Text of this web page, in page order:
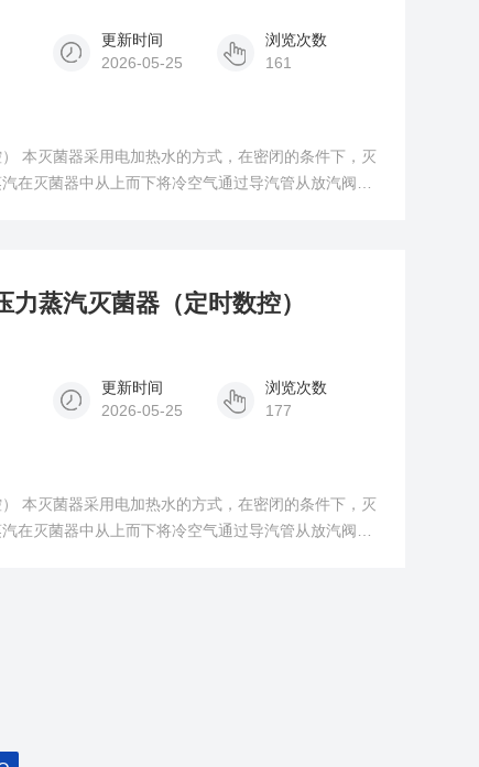
更新时间
2026-05-25
浏览次数
161
本灭菌器采用电加热水的方式，在密闭的条件下，灭
在灭菌器中从上而下将冷空气通过导汽管从放汽阀排
蒸汽灭菌器（定时数控）
更新时间
2026-05-25
浏览次数
177
本灭菌器采用电加热水的方式，在密闭的条件下，灭
在灭菌器中从上而下将冷空气通过导汽管从放汽阀排